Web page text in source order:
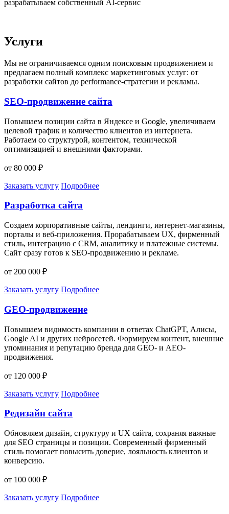
разрабатываем собственный AI-сервис
Услуги
Мы не ограничиваемся одним поисковым продвижением и
предлагаем полный комплекс маркетинговых услуг: от
разработки сайтов до performance-стратегии и рекламы.
SEO-продвижение сайта
Повышаем позиции сайта в Яндексе и Google, увеличиваем
целевой трафик и количество клиентов из интернета.
Работаем со структурой, контентом, технической
оптимизацией и внешними факторами.
от 80 000 ₽
Заказать услугу Подробнее
Разработка сайта
Создаем корпоративные сайты, лендинги, интернет-магазины,
порталы и веб-приложения. Прорабатываем UX, фирменный
стиль, интеграцию с CRM, аналитику и платежные системы.
Сайт сразу готов к SEO-продвижению и рекламе.
от 200 000 ₽
Заказать услугу Подробнее
GEO-продвижение
Повышаем видимость компании в ответах ChatGPT, Алисы,
Google AI и других нейросетей. Формируем контент, внешние
упоминания и репутацию бренда для GEO- и AEO-
продвижения.
от 120 000 ₽
Заказать услугу Подробнее
Редизайн сайта
Обновляем дизайн, структуру и UX сайта, сохраняя важные
для SEO страницы и позиции. Современный фирменный
стиль помогает повысить доверие, лояльность клиентов и
конверсию.
от 100 000 ₽
Заказать услугу Подробнее